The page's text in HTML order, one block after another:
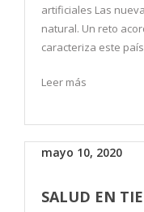
artificiales Las
natural. Un reto
caracteriza este
Leer más
mayo 10, 2020
SALUD EN